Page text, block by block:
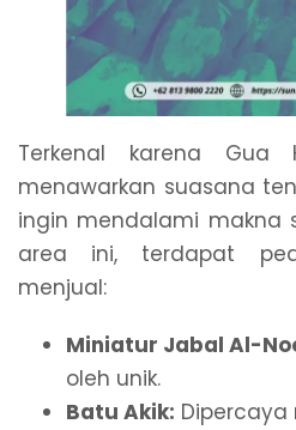
Terkenal karena Gua
menawarkan suasana
ingin mendalami makna
area ini, terdapat
menjual:
Miniatur Jabal Al-
oleh unik.
Batu Akik: